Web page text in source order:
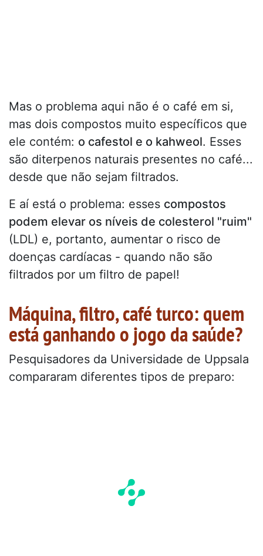
Mas o problema aqui não é o café em si,
mas dois compostos muito específicos que
ele contém: o cafestol e o kahweol. Esses
são diterpenos naturais presentes no café...
desde que não sejam filtrados.
E aí está o problema: esses compostos
podem elevar os níveis de colesterol "ruim"
(LDL) e, portanto, aumentar o risco de
doenças cardíacas - quando não são
filtrados por um filtro de papel!
Máquina, filtro, café turco: quem
está ganhando o jogo da saúde?
Pesquisadores da Universidade de Uppsala
compararam diferentes tipos de preparo: